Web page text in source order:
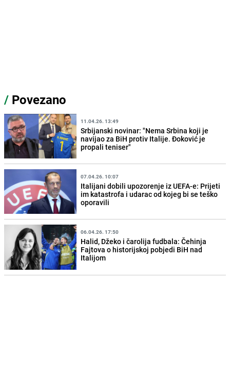
/ Povezano
11.04.26. 13:49
Srbijanski novinar: "Nema Srbina koji je
navijao za BiH protiv Italije. Đoković je
propali teniser"
07.04.26. 10:07
Italijani dobili upozorenje iz UEFA-e: Prijeti
im katastrofa i udarac od kojeg bi se teško
oporavili
06.04.26. 17:50
Halid, Džeko i čarolija fudbala: Čehinja
Fajtova o historijskoj pobjedi BiH nad
Italijom